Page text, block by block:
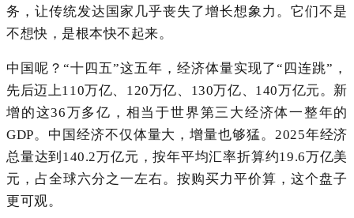
务，让传统发达国家几乎丧失了增长想象力。它们不是
不想快，是根本快不起来。
中国呢？“十四五”这五年，经济体量实现了“四连跳”，
先后迈上110万亿、120万亿、130万亿、140万亿元。新
增的这36万多亿，相当于世界第三大经济体一整年的
GDP。中国经济不仅体量大，增量也够猛。2025年经济
总量达到140.2万亿元，按年平均汇率折算约19.6万亿美
元，占全球六分之一左右。按购买力平价算，这个盘子
更可观。